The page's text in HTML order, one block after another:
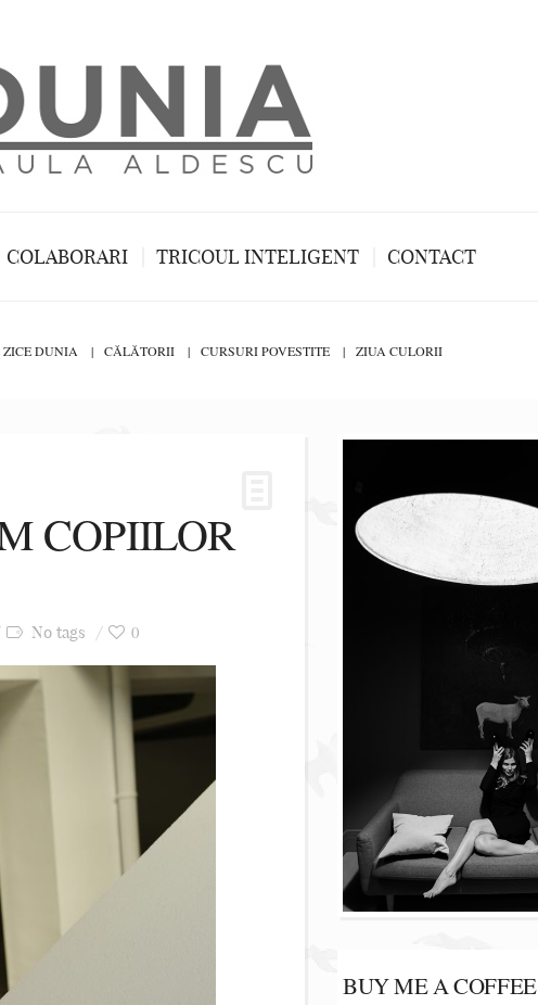
COLABORARI TRICOUL INTELIGENT CONTACT
ZICE DUNIA CĂLĂTORII CURSURI POVESTITE ZIUA CULORII
COPIILOR
No tags 0
BUY ME A COFFEE